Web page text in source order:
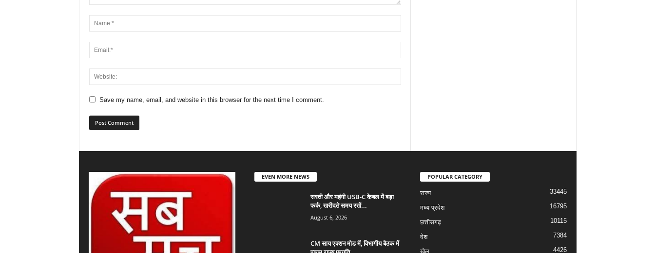
Save my name, email, and website in this browser for the next time I comment.
EVEN MORE NEWS
सस्ती और महंगी USB-C केबल में बड़ा
फर्क, खरीदते समय रखें...
August 6, 2026
CM साय एक्शन मोड में, विभागीय बैठक में
POPULAR CATEGORY
राज्य 33445
मध्य प्रदेश 16795
छत्तीसगढ़ 10115
देश 7384
खेल 4426